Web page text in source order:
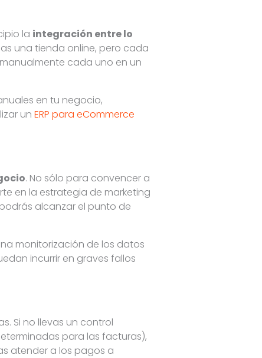
la integración entre lo
una tienda online, pero cada
cada uno en un
en tu negocio,
un ERP para eCommerce
. No sólo para convencer a
en la estrategia de marketing
alcanzar el punto de
monitorización de los datos
incurrir en graves fallos
Si no llevas un control
para las facturas),
atender a los pagos a